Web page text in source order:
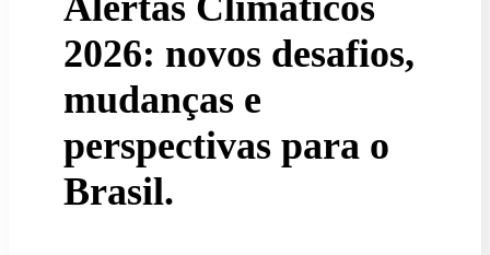
2026: novos desafios,
mudanças e
perspectivas para o
Brasil.